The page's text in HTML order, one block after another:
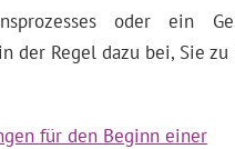
oder ein
Regel dazu bei, Sie zu
für den Beginn einer